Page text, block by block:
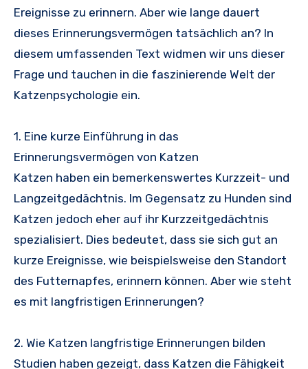
Ereignisse zu erinnern. Aber wie lange dauert
dieses Erinnerungsvermögen tatsächlich an? In
diesem umfassenden Text widmen wir uns dieser
Frage und tauchen in die faszinierende Welt der
Katzenpsychologie ein.
1. Eine kurze Einführung in das
Erinnerungsvermögen von Katzen
Katzen haben ein bemerkenswertes Kurzzeit- und
Langzeitgedächtnis. Im Gegensatz zu Hunden sind
Katzen jedoch eher auf ihr Kurzzeitgedächtnis
spezialisiert. Dies bedeutet, dass sie sich gut an
kurze Ereignisse, wie beispielsweise den Standort
des Futternapfes, erinnern können. Aber wie steht
es mit langfristigen Erinnerungen?
2. Wie Katzen langfristige Erinnerungen bilden
Studien haben gezeigt, dass Katzen die Fähigkeit